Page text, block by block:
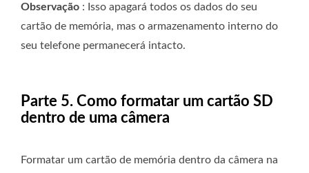
Observação : Isso apagará todos os dados do seu
cartão de memória, mas o armazenamento interno do
seu telefone permanecerá intacto.
Parte 5. Como formatar um cartão SD
dentro de uma câmera
Formatar um cartão de memória dentro da câmera na